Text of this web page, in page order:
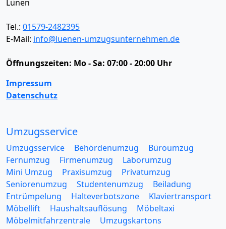
Lünen
Tel.: 01579-2482395
E-Mail: info@luenen-umzugsunternehmen.de
Öffnungszeiten: Mo - Sa: 07:00 - 20:00 Uhr
Impressum
Datenschutz
Umzugsservice
Umzugsservice Behördenumzug
Büroumzug
Fernumzug
Firmenumzug
Laborumzug
Mini Umzug
Praxisumzug
Privatumzug
Seniorenumzug
Studentenumzug
Beiladung
Entrümpelung
Halteverbotszone
Klaviertransport
Möbellift
Haushaltsauflösung
Möbeltaxi
Möbelmitfahrzentrale
Umzugskartons